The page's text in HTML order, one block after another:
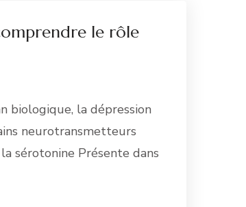
le rôle
biologique, la dépression
neurotransmetteurs
sérotonine Présente dans